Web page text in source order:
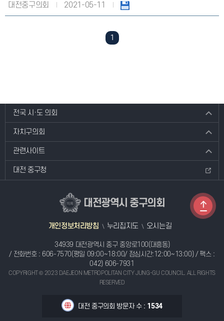
대전중구의회
2021-05-11
1
전국 시·도 의회
자치구의회
관련사이트
대전 중구청
대전광역시 중구의회
개인정보처리방침 누리집지도 오시는길
34939 대전광역시 중구 중앙로100(대흥동)
/ 전화번호 : 606-7570(평일 09:00~18:00/ 점심시간:12:00~13:00) / 팩스 :
042) 606-7931
COPYRIGHT © 2023 DAEJEON METROPOLITAN CITY JUNG-GU COUNCIL. ALL RIGHTS
RESERVED
대전 중구의회 방문자 수 : 1534